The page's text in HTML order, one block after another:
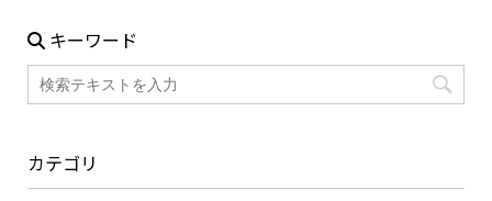
キーワード
カテゴリ